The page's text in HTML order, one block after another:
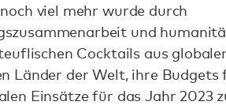
viel mehr wurde durch
und
Cocktails aus
Länder der Welt, ihre Budgets
Einsätze für das Jahr 2023